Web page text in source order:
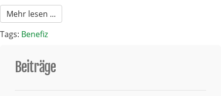
Mehr lesen ...
Tags: Benefiz
Beiträge